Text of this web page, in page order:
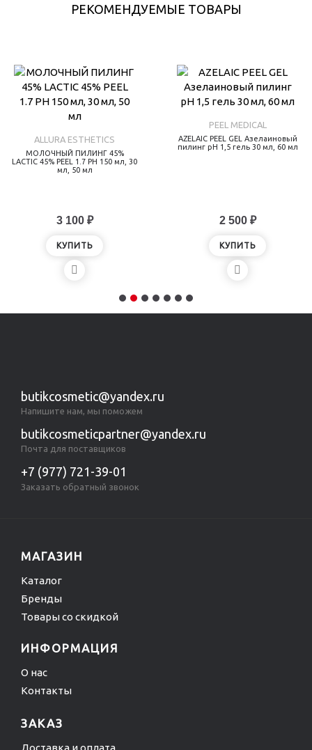
РЕКОМЕНДУЕМЫЕ ТОВАРЫ
ALLURA ESTHETICS
МОЛОЧНЫЙ ПИЛИНГ 45%
LACTIC 45% PEEL 1.7 PH 150 мл, 30
мл, 50 мл
3 100 ₽
КУПИТЬ
PEEL MEDICAL
AZELAIC PEEL GEL Азелаиновый
пилинг рН 1,5 гель 30 мл, 60 мл
2 500 ₽
КУПИТЬ
butikcosmetic@yandex.ru
Напишите нам, мы поможем
butikcosmeticpartner@yandex.ru
Почта для поставщиков
+7 (977) 721-39-01
Заказать обратный звонок
МАГАЗИН
Каталог
Бренды
Товары со скидкой
ИНФОРМАЦИЯ
О нас
Контакты
ЗАКАЗ
Доставка и оплата